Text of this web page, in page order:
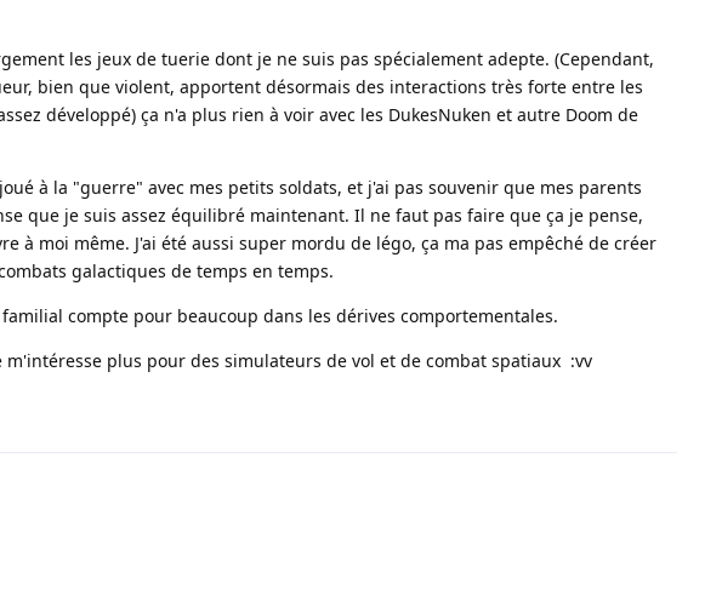
les jeux de tuerie dont je ne suis pas spécialement adepte. (Cependant,
bien que violent, apportent désormais des interactions très forte entre les
développé) ça n'a plus rien à voir avec les DukesNuken et autre Doom de
à la "guerre" avec mes petits soldats, et j'ai pas souvenir que mes parents
que je suis assez équilibré maintenant. Il ne faut pas faire que ça je pense,
à moi même. J'ai été aussi super mordu de légo, ça ma pas empêché de créer
galactiques de temps en temps.
compte pour beaucoup dans les dérives comportementales.
plus pour des simulateurs de vol et de combat spatiaux :vv